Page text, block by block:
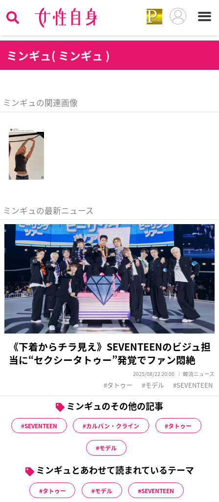
ミンギュ( ミンギュ )
ミンギュの関連画像
ミンギュの最新ニュース
《下着からチラ見え》SEVENTEENのビジュ担
当に“セクシータトゥー”発覚でファン悶絶
2025/08/22 20:00 韓流ニュース
タトゥー モデル SEVENTEEN
ミンギュのその他の記事
SEVENTEEN カルバン・クライン タトゥー
モデル
ミンギュとあわせて読まれているテーマ
タトゥー モデル SEVENTEEN